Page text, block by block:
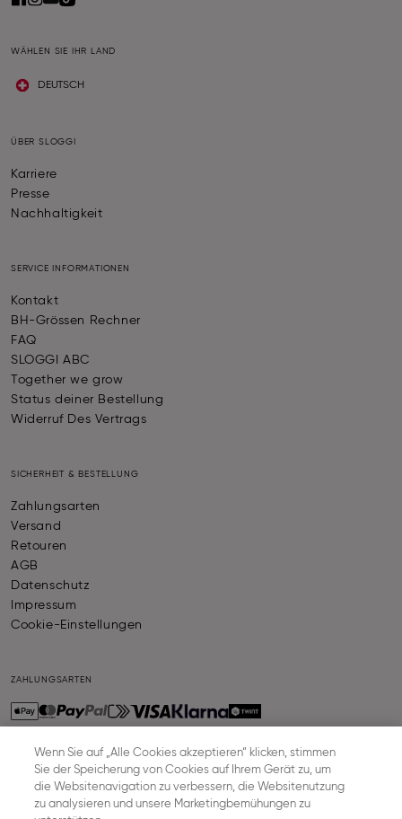
WÄHLEN SIE IHR LAND
DEUTSCH
ÜBER SLOGGI
Karriere
Presse
Nachhaltigkeit
SERVICE INFORMATIONEN
Kontakt
BH-Grössen Rechner
FAQ
SLOGGI ABC
Together we grow
Status deiner Bestellung
Widerruf Des Vertrags
SICHERHEIT & BESTELLUNG
Zahlungsarten
Versand
Retouren
AGB
Datenschutz
Impressum
Cookie-Einstellungen
ZAHLUNGSARTEN
VERSAND
Wenn Sie auf „Alle Cookies akzeptieren“ klicken, stimmen
Sie der Speicherung von Cookies auf Ihrem Gerät zu, um
die Websitenavigation zu verbessern, die Websitenutzung
zu analysieren und unsere Marketingbemühungen zu